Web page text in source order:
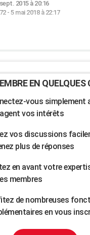
2015 à 20:16
- 5 mai 2018 à 22:17
EN QUELQUES
vous simplement
vos intérêts
vos discussions
plus de réponses
en avant votre
membres
de nombreuses
en vous